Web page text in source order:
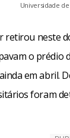
Universidade
retirou neste
o prédio
em abril.
foram